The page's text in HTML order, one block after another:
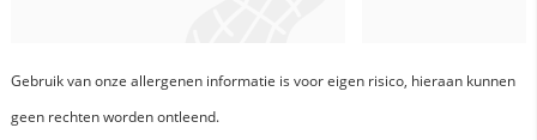
Gebruik van onze allergenen informatie is voor eigen risico, hieraan kunnen
geen rechten worden ontleend.